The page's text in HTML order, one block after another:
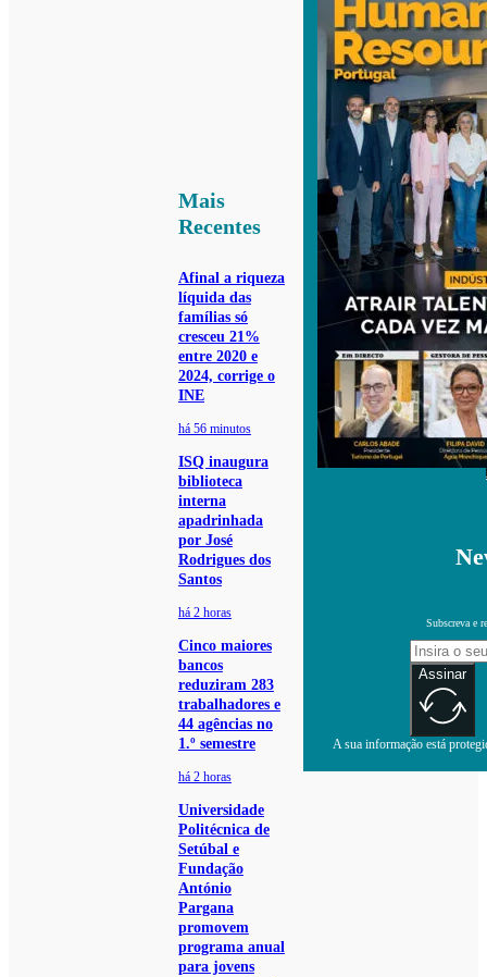
Mais
Recentes
Afinal a riqueza
líquida das
famílias só
cresceu 21%
entre 2020 e
2024, corrige o
INE
há 56 minutos
ISQ inaugura
biblioteca
interna
apadrinhada
por José
Rodrigues dos
Santos
há 2 horas
Cinco maiores
bancos
reduziram 283
trabalhadores e
44 agências no
1.º semestre
há 2 horas
Universidade
Politécnica de
Setúbal e
Fundação
António
Pargana
promovem
programa anual
para jovens
Subscreva e
Assinar
A sua informação está